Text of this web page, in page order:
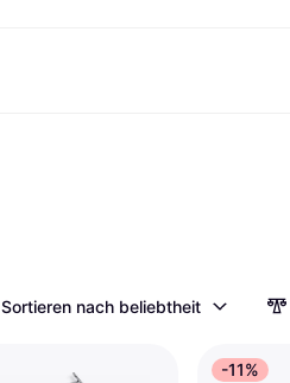
Sortieren nach beliebtheit
-11%